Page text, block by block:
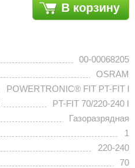
В корзину
00-00068205
OSRAM
POWERTRONIC® FIT PT-FIT l
PT-FIT 70/220-240 I
Газоразрядная
1
220-240
70